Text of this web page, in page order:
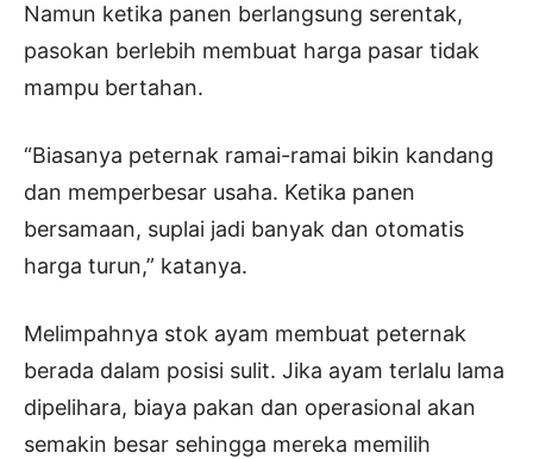
Namun ketika panen berlangsung serentak,
pasokan berlebih membuat harga pasar tidak
mampu bertahan.
“Biasanya peternak ramai-ramai bikin kandang
dan memperbesar usaha. Ketika panen
bersamaan, suplai jadi banyak dan otomatis
harga turun,” katanya.
Melimpahnya stok ayam membuat peternak
berada dalam posisi sulit. Jika ayam terlalu lama
dipelihara, biaya pakan dan operasional akan
semakin besar sehingga mereka memilih